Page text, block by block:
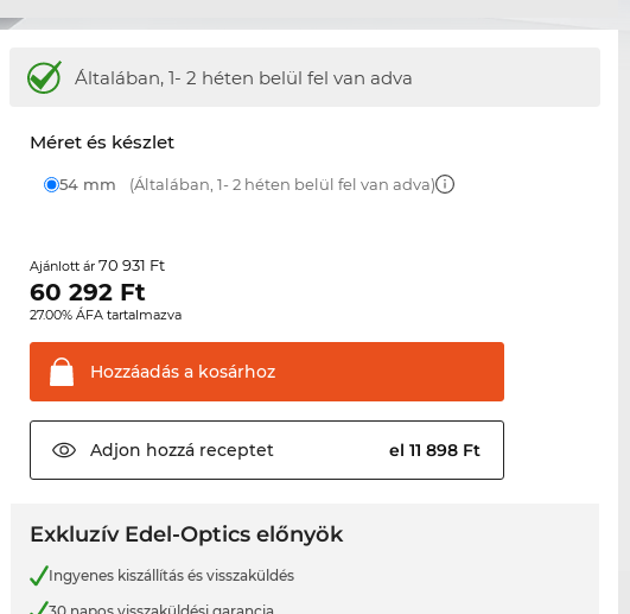
Általában, 1- 2 héten belül fel van adva
Méret és készlet
54 mm (Általában, 1- 2 héten belül fel van adva)
Ajánlott ár70 931 Ft
60 292 Ft
27.00% ÁFA tartalmazva
Hozzáadás a kosárhoz
Adjon hozzá receptet el 11 898 Ft
Exkluzív Edel-Optics előnyök
Ingyenes kiszállítás és visszaküldés